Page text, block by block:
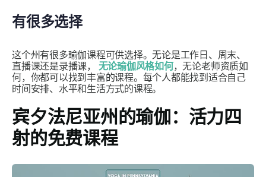
有很多选择
这个州有很多瑜伽课程可供选择。无论是工作日、周末、
直播课还是录播课， 无论瑜伽风格如何，无论老师资质如
何，你都可以找到丰富的课程。每个人都能找到适合自己
时间安排、水平和生活方式的课程。
宾夕法尼亚州的瑜伽：活力四
射的免费课程